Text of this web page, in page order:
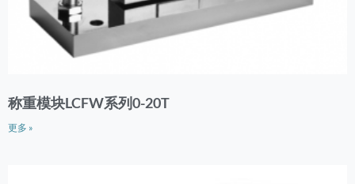
称重模块LCFW系列0-20T
更多 »